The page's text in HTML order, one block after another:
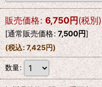
販売価格: 6,750円(税別)
[通常販売価格: 7,500円]
(税込:7,425円)
数量: